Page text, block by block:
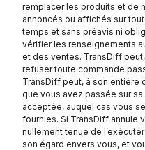
remplacer les produits et de
annoncés ou affichés sur
temps et sans préavis ni
vérifier les renseignements
et des ventes. TransDiff
refuser toute commande
TransDiff peut, à son entière
que vous avez passée sur
acceptée, auquel cas vous
fournies. Si TransDiff annule
nullement tenue de
son égard envers vous, et